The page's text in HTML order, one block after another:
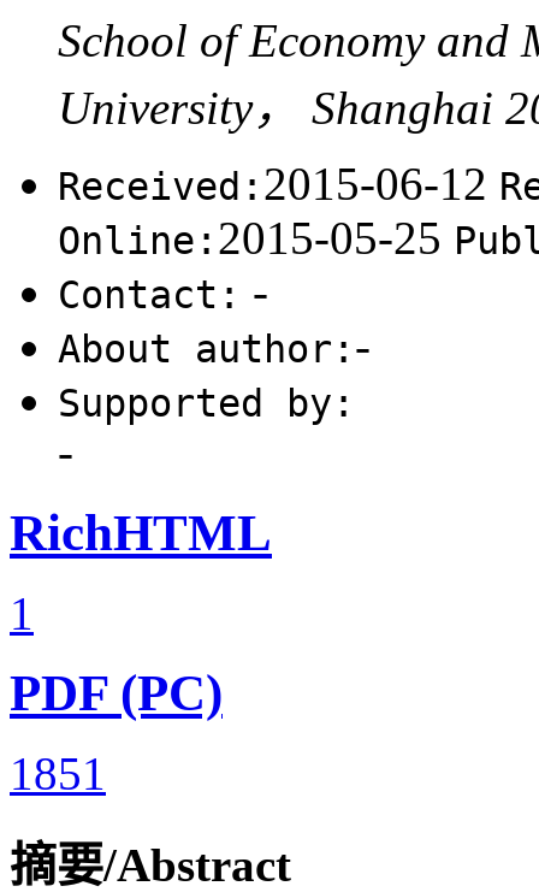
School of Economy and
University， Shanghai
Received: 2015-06-12
Online: 2015-05-25
Contact: -
About author: -
Supported by:
-
RichHTML
1
PDF (PC)
1851
摘要/Abstract